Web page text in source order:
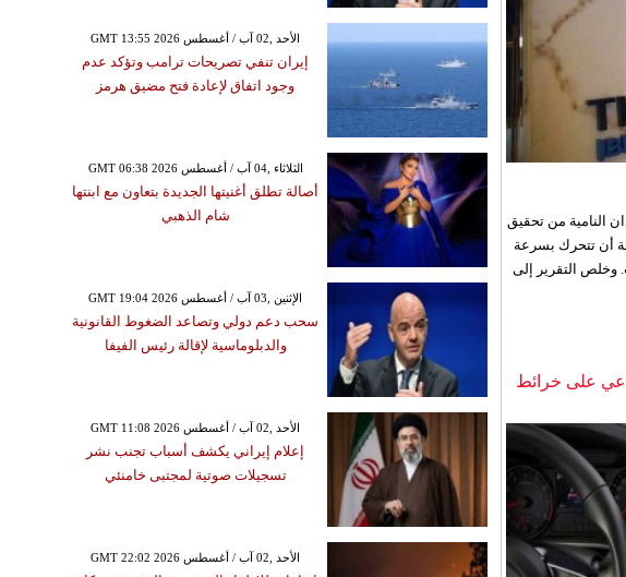
النامية من تحقيق
أن تتحرك بسرعة
وخلص التقرير إلى
على خرائط
GMT 13:55 2026 الأحد ,02 آب / أغسطس
إيران تنفي تصريحات ترامب وتؤكد عدم
وجود اتفاق لإعادة فتح مضيق هرمز
GMT 06:38 2026 الثلاثاء ,04 آب / أغسطس
أصالة تطلق أغنيتها الجديدة بتعاون مع ابنتها
شام الذهبي
GMT 19:04 2026 الإثنين ,03 آب / أغسطس
سحب دعم دولي وتصاعد الضغوط القانونية
والدبلوماسية لإقالة رئيس الفيفا
GMT 11:08 2026 الأحد ,02 آب / أغسطس
إعلام إيراني يكشف أسباب تجنب نشر
تسجيلات صوتية لمجتبى خامنئي
GMT 22:02 2026 الأحد ,02 آب / أغسطس